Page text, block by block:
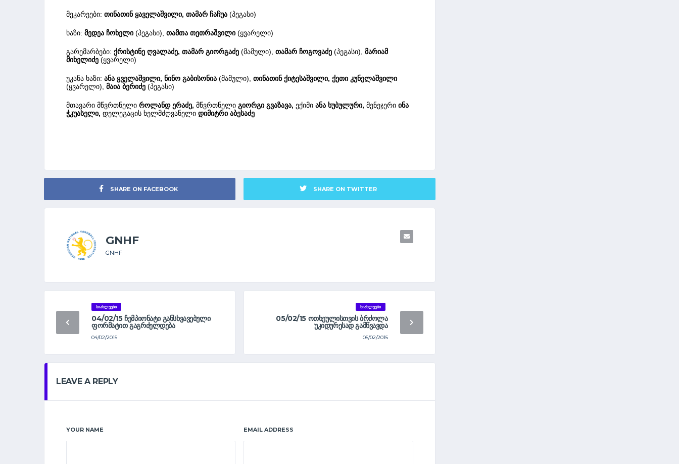
მეკარეები: თინათინ ყაველაშვილი, თამარ ჩაჩუა (პეგასი)
ხაზი: მედეა ჩოხელი (პეგასი), თამთა თეთრაშვილი (ყვარელი)
გარემარბები: ქრისტინე ღვალაძე, თამარ გიორგაძე (მამული), თამარ ჩოგოვაძე (პეგასი), მარიამ
მიხელიძე (ყვარელი)
უკანა ხაზი: ანა ყველაშვილი, ნინო გაბისონია (მამული), თინათინ ქიტესაშვილი, ქეთი კუნელაშვილი
(ყვარელი), მაია ბერიძე (პეგასი)
მთავარი მწვრთნელი როლანდ ერაძე, მწვრთნელი გიორგი გვაზავა, ექიმი ანა ხუბულური, მენეჯერი ინა
ჭკუასელი, დელეგაცის ხელმძღვანელი დიმიტრი აბესაძე
SHARE ON FACEBOOK SHARE ON TWITTER
GNHF
GNHF
ᲡᲘᲐᲮᲚᲔᲔᲑᲘ
04/02/15 ᲩᲔᲛᲞᲘᲝᲜᲐᲢᲘ ᲒᲐᲜᲡᲮᲕᲐᲕᲔᲑᲣᲚᲘ
ᲤᲝᲠᲛᲐᲢᲘᲗ ᲒᲐᲒᲠᲫᲔᲚᲓᲔᲑᲐ
04/02/2015
ᲡᲘᲐᲮᲚᲔᲔᲑᲘ
05/02/15 ᲝᲗᲮᲔᲣᲚᲘᲡᲗᲕᲘᲡ ᲑᲠᲫᲝᲚᲐ
ᲣᲙᲘᲓᲣᲠᲔᲡᲐᲓ ᲒᲐᲛᲬᲕᲐᲕᲓᲐ
05/02/2015
LEAVE A REPLY
YOUR NAME EMAIL ADDRESS